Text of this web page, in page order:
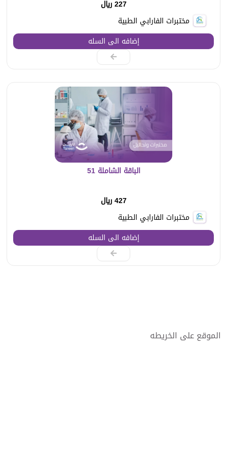
227 ريال
مختبرات الفارابي الطبية
إضافه الى السله
الباقة الشاملة 51
427 ريال
مختبرات الفارابي الطبية
إضافه الى السله
الموقع على الخريطه